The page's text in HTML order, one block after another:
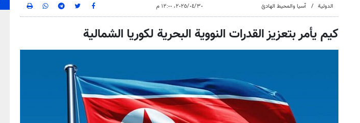
الدولية آسيا والمحيط الهادئ ٣٠‏/٠٤‏/٢٠٢٥، ١٢:٠٠ م
كيم يأمر بتعزيز القدرات النووية البحرية لكوريا الشمالية